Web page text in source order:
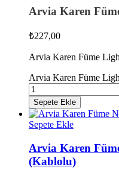
Arvia Karen
₺227,00
Arvia Karen Füme
Arvia Karen Füme
Sepete Ekle
Sepete Ekle
Arvia Karen
(Kablolu)